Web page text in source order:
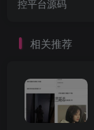
控平台源码
相关推荐